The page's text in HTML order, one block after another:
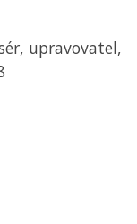
upravovatel,